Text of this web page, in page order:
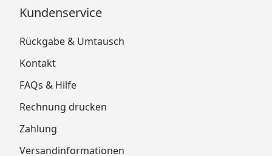
Kundenservice
Rückgabe & Umtausch
Kontakt
FAQs & Hilfe
Rechnung drucken
Zahlung
Versandinformationen